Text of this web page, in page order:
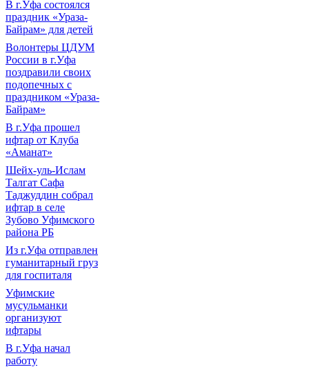
В г.Уфа состоялся
праздник «Ураза-
Байрам» для детей
Волонтеры ЦДУМ
России в г.Уфа
поздравили своих
подопечных с
праздником «Ураза-
Байрам»
В г.Уфа прошел
ифтар от Клуба
«Аманат»
Шейх-уль-Ислам
Талгат Сафа
Таджуддин собрал
ифтар в селе
Зубово Уфимского
района РБ
Из г.Уфа отправлен
гуманитарный груз
для госпиталя
Уфимские
мусульманки
организуют
ифтары
В г.Уфа начал
работу